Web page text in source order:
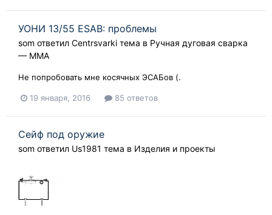
УОНИ 13/55 ESAB: проблемы
som ответил Centrsvarki тема в Ручная дуговая сварка
— ММA
Не попробовать мне косячных ЭСАБов (.
19 января, 2016 85 ответов
Сейф под оружие
som ответил Us1981 тема в Изделия и проекты